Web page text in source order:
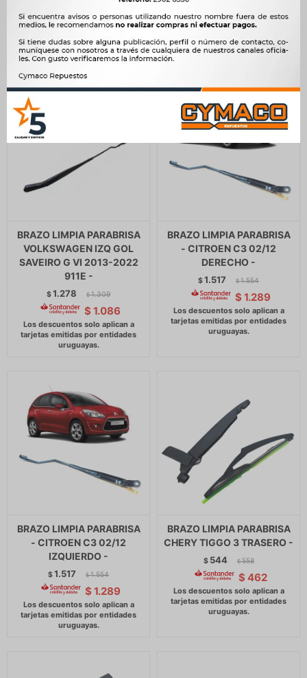
$ 1.086 $1.086
BRAZO LIMPIA PARABRISA
VOLKSWAGEN IZQ GOL
SAVEIRO G VI 2013-2022
911E -
$1.278 $ 1.309
$ 1.086
BRAZO LIMPIA PARABRISA
- CITROEN C3 02/12
DERECHO -
$1.517 $ 1.554
$ 1.289
BRAZO LIMPIA PARABRISA
- CITROEN C3 02/12
IZQUIERDO -
$1.517 $ 1.554
$ 1.289
BRAZO LIMPIA PARABRISA
CHERY TIGGO 3 TRASERO -
$ 544 $ 558
$ 462